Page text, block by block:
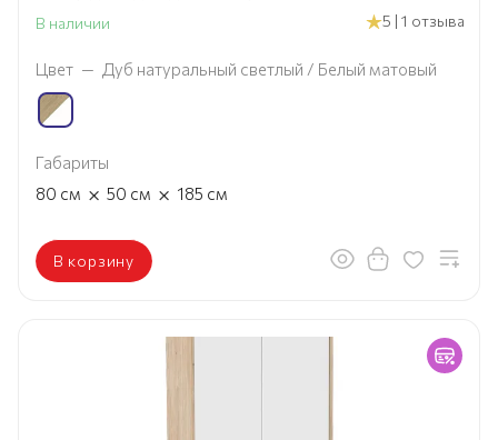
В наличии 5 | 1 отзыва
Цвет — Дуб натуральный светлый / Белый матовый
Габариты
80 см × 50 см × 185 см
В корзину